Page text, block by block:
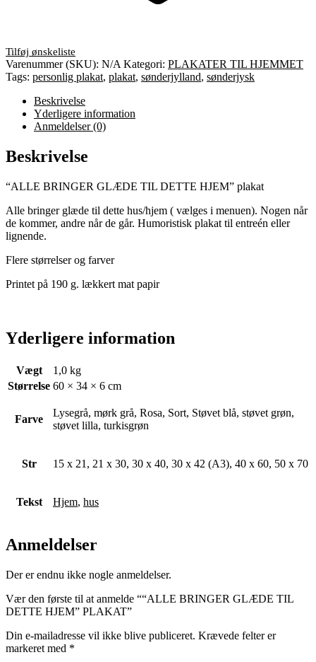
Varenummer (SKU): N/A Kategori: PLAKATER TIL HJEMMET
Tags: personlig plakat, plakat, sønderjylland, sønderjysk
Beskrivelse
Yderligere information
Anmeldelser (0)
Beskrivelse
“ALLE BRINGER GLÆDE TIL DETTE HJEM” plakat
Alle bringer glæde til dette hus/hjem ( vælges i menuen). Nogen når
de kommer, andre når de går. Humoristisk plakat til entreén eller
lignende.
Flere størrelser og farver
Printet på 190 g. lækkert mat papir
Yderligere information
Vægt
1,0 kg
Størrelse 60 × 34 × 6 cm
Farve
Lysegrå, mørk grå, Rosa, Sort, Støvet blå, støvet grøn,
støvet lilla, turkisgrøn
Str 15 x 21, 21 x 30, 30 x 40, 30 x 42 (A3), 40 x 60, 50 x 70
Tekst Hjem, hus
Anmeldelser
Der er endnu ikke nogle anmeldelser.
Vær den første til at anmelde ““ALLE BRINGER GLÆDE TIL
DETTE HJEM” PLAKAT”
Din e-mailadresse vil ikke blive publiceret. Krævede felter er
markeret med *